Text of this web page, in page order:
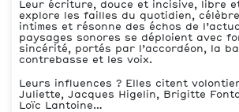
Leur écriture, douce et incisive, libre
explore les failles du quotidien,
intimes et résonne des échos de
paysages sonores se déploient avec
sincérité, portés par l’accordéon, la
contrebasse et les voix.
Leurs influences ? Elles citent
Juliette, Jacques Higelin, Brigitte
Loïc Lantoine…